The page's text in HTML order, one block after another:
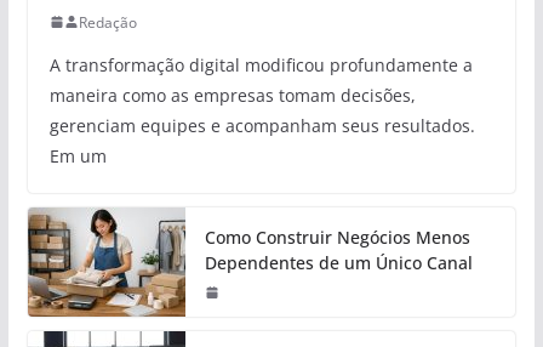
Redação
A transformação digital modificou profundamente a
maneira como as empresas tomam decisões,
gerenciam equipes e acompanham seus resultados.
Em um
Como Construir Negócios Menos
Dependentes de um Único Canal